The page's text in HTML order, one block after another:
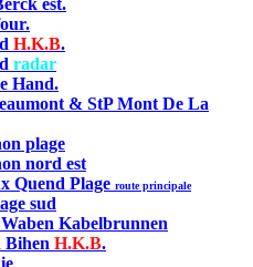
est.
H.K.B.
radar
Hand.
& StP Mont De La
plage
nord est
Quend Plage route principale
sud
Kabelbrunnen
Bihen H.K.B.